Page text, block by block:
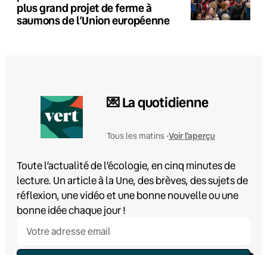
plus grand projet de ferme à
saumons de l’Union européenne
💌 La quotidienne
Tous les matins •Voir l'aperçu
Toute l’actualité de l’écologie, en cinq minutes de
lecture. Un article à la Une, des brèves, des sujets de
réflexion, une vidéo et une bonne nouvelle ou une
bonne idée chaque jour !